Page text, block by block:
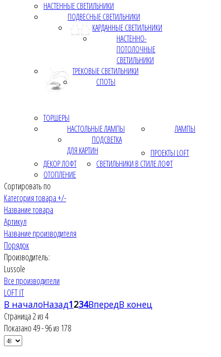
НАСТЕННЫЕ СВЕТИЛЬНИКИ
ПОДВЕСНЫЕ СВЕТИЛЬНИКИ
КАРДАННЫЕ СВЕТИЛЬНИКИ
НАСТЕННО-
ПОТОЛОЧНЫЕ
СВЕТИЛЬНИКИ
ТРЕКОВЫЕ СВЕТИЛЬНИКИ
СПОТЫ
ТОРШЕРЫ
НАСТОЛЬНЫЕ ЛАМПЫ
ПОДСВЕТКА
ДЛЯ КАРТИН
ЛАМПЫ
ПРОЕКТЫ LOFT
ДЕКОР ЛОФТ
СВЕТИЛЬНИКИ В СТИЛЕ ЛОФТ
ОТОПЛЕНИЕ
Сортировать по
Категория товара +/-
Название товара
Артикул
Название производителя
Порядок
Производитель:
Lussole
Все производители
LOFT IT
В началоНазад1234ВпередВ конец
Страница 2 из 4
Показано 49 - 96 из 178